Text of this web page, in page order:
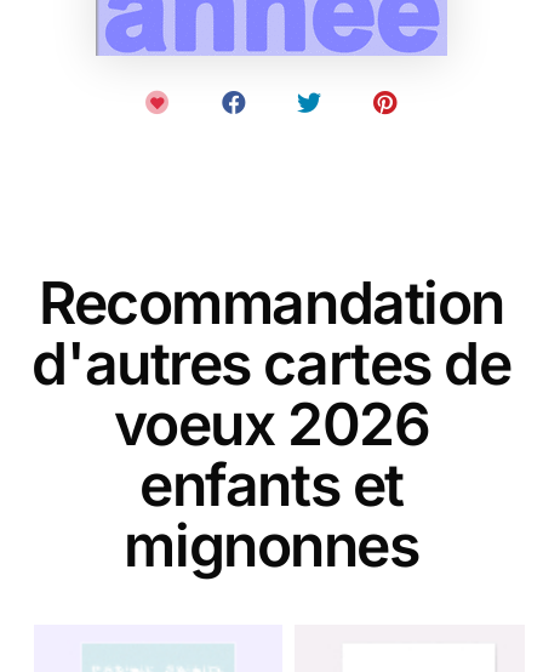
Recommandation
d'autres cartes de
voeux 2026
enfants et
mignonnes